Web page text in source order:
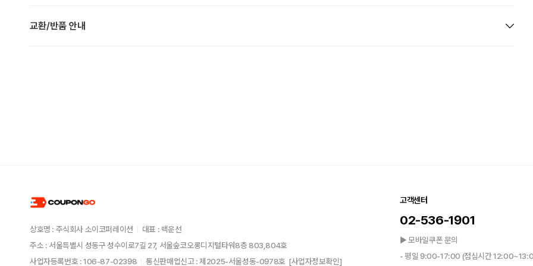
교환/반품 안내
상호명 : 주식회사 소이코퍼레이션
대표 : 백운선
주소 : 서울특별시 성동구 성수이로7길 27, 서울숲코오롱디지털타워8층 803,804호
사업자등록번호 : 106-87-02398
통신판매업신고 : 제2025-서울성동-0978호 [사업자정보확인]
고객센터
02-536-1901
▶ 모바일쿠폰 문의
- 평일 9:00-17:00 (점심시간